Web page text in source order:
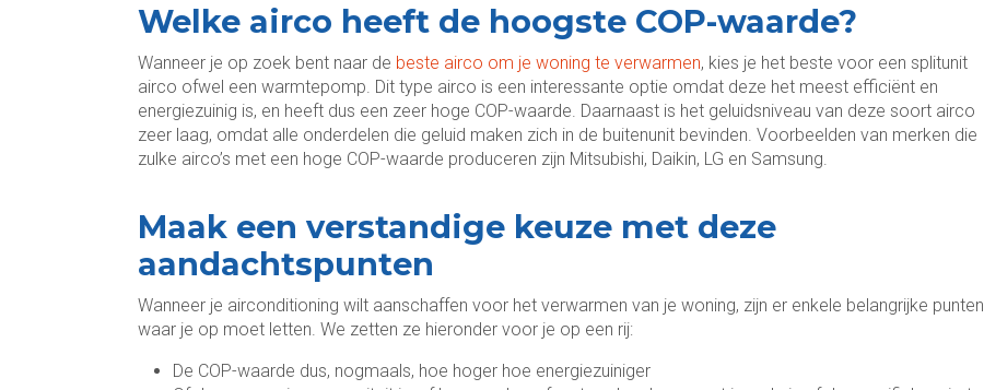
Welke airco heeft de hoogste COP-waarde?
Wanneer je op zoek bent naar de beste airco om je woning te verwarmen, kies je het beste voor een splitunit
airco ofwel een warmtepomp. Dit type airco is een interessante optie omdat deze het meest efficiënt en
energiezuinig is, en heeft dus een zeer hoge COP-waarde. Daarnaast is het geluidsniveau van deze soort airco
zeer laag, omdat alle onderdelen die geluid maken zich in de buitenunit bevinden. Voorbeelden van merken die
zulke airco’s met een hoge COP-waarde produceren zijn Mitsubishi, Daikin, LG en Samsung.
Maak een verstandige keuze met deze
aandachtspunten
Wanneer je airconditioning wilt aanschaffen voor het verwarmen van je woning, zijn er enkele belangrijke punten
waar je op moet letten. We zetten ze hieronder voor je op een rij:
De COP-waarde dus, nogmaals, hoe hoger hoe energiezuiniger